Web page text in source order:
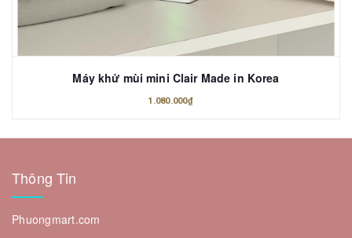
Máy khử mùi mini Clair Made in Korea
1.080.000₫
Thông Tin
Phuongmart.com